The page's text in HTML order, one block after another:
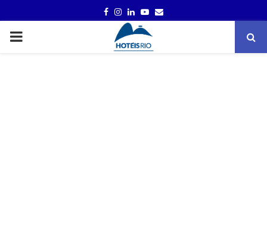
FACEBOOK
INSTAGRAM
LINKEDINYOUTUBE
EMAIL
PRIMARY